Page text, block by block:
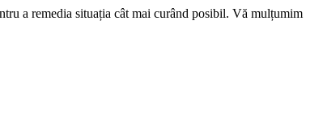
a remedia situația cât mai curând posibil. Vă mulțumim